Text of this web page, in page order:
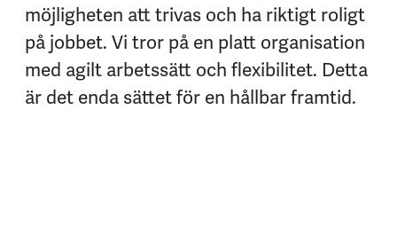
möjligheten att trivas och ha riktigt roligt
på jobbet. Vi tror på en platt organisation
med agilt arbetssätt och flexibilitet. Detta
är det enda sättet för en hållbar framtid.